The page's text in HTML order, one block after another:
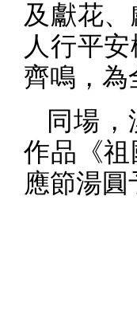
及獻花
人行平
齊鳴，為
同場
作品《
應節湯